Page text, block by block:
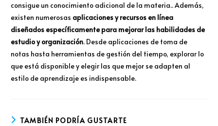
consigue un conocimiento adicional de la materia.. Además,
existen numerosas aplicaciones y recursos en línea
diseñados específicamente para mejorar las habilidades de
estudio y organización. Desde aplicaciones de toma de
notas hasta herramientas de gestión del tiempo, explorar lo
que está disponible y elegir las que mejor se adapten al
estilo de aprendizaje es indispensable.
TAMBIÉN PODRÍA GUSTARTE